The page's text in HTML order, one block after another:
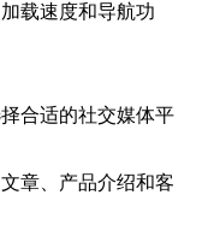
载速度和导航功
合适的社交媒体平
章、产品介绍和客